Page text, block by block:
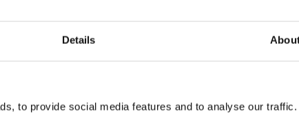
Details
to provide social media features and to analyse our